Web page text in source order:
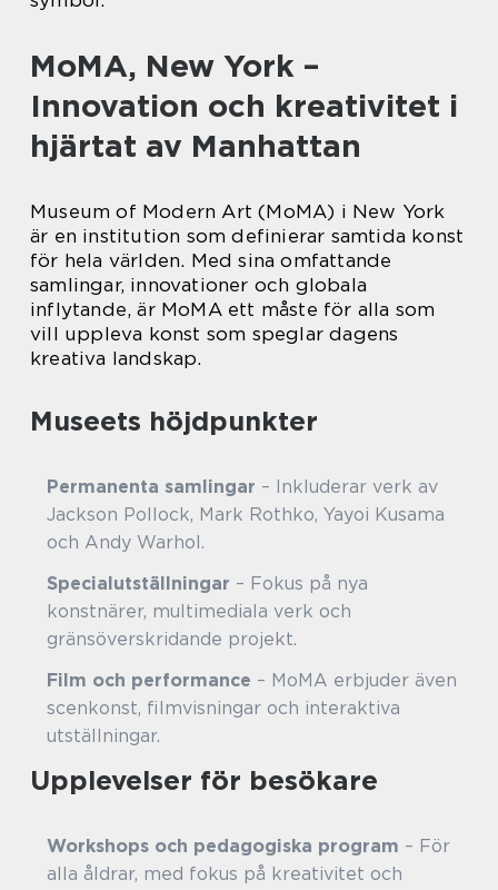
MoMA, New York –
Innovation och kreativitet i
hjärtat av Manhattan
Museum of Modern Art (MoMA) i New York
är en institution som definierar samtida konst
för hela världen. Med sina omfattande
samlingar, innovationer och globala
inflytande, är MoMA ett måste för alla som
vill uppleva konst som speglar dagens
kreativa landskap.
Museets höjdpunkter
Permanenta samlingar – Inkluderar verk av
Jackson Pollock, Mark Rothko, Yayoi Kusama
och Andy Warhol.
Specialutställningar – Fokus på nya
konstnärer, multimediala verk och
gränsöverskridande projekt.
Film och performance – MoMA erbjuder även
scenkonst, filmvisningar och interaktiva
utställningar.
Upplevelser för besökare
Workshops och pedagogiska program – För
alla åldrar, med fokus på kreativitet och